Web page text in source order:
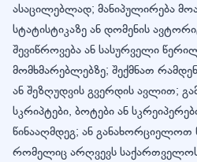
ასაცილებლად; მანიპულირება
სტატისტიკაზე ან დომენის
შევიწროვება ან სასურველი
მომხმარებლებზე; შექმნათ
ან შეზღუდვის გვერდის ავლით;
სკრიპტები, ბოტები ან
წინააღმდეგ; ან განახორციელოთ
რომელიც არღვევს